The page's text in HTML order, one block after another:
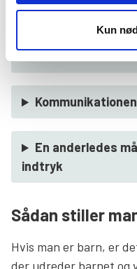
Kun
går på tværs af
En anderledes
indtryk
Sådan stiller
Hvis man er barn, er
der udreder barnet og